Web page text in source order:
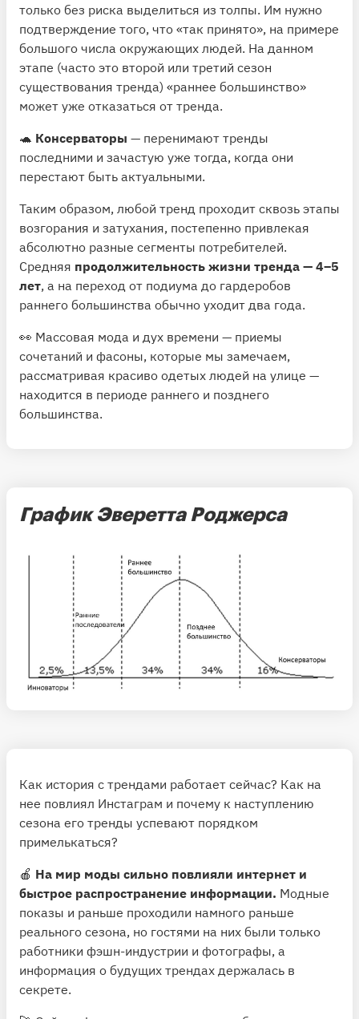
только без риска выделиться из толпы. Им нужно
подтверждение того, что «так принято», на примере
большого числа окружающих людей. На данном
этапе (часто это второй или третий сезон
существования тренда) «раннее большинство»
может уже отказаться от тренда.
🐢 Консерваторы — перенимают тренды
последними и зачастую уже тогда, когда они
перестают быть актуальными.
Таким образом, любой тренд проходит сквозь этапы
возгорания и затухания, постепенно привлекая
абсолютно разные сегменты потребителей.
Средняя продолжительность жизни тренда — 4–5
лет, а на переход от подиума до гардеробов
раннего большинства обычно уходит два года.
👀 Массовая мода и дух времени — приемы
сочетаний и фасоны, которые мы замечаем,
рассматривая красиво одетых людей на улице —
находится в периоде раннего и позднего
большинства.
График Эверетта Роджерса
Как история с трендами работает сейчас? Как на
нее повлиял Инстаграм и почему к наступлению
сезона его тренды успевают порядком
примелькаться?
🍎 На мир моды сильно повлияли интернет и
быстрое распространение информации. Модные
показы и раньше проходили намного раньше
реального сезона, но гостями на них были только
работники фэшн-индустрии и фотографы, а
информация о будущих трендах держалась в
секрете.